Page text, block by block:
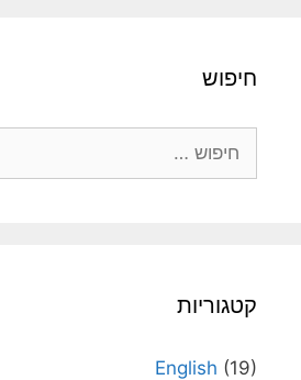
חיפוש
קטגוריות
English (19)